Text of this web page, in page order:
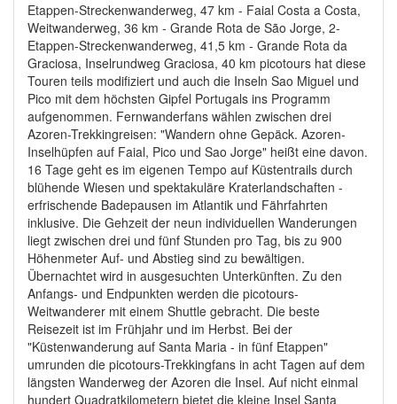
Etappen-Streckenwanderweg, 47 km - Faial Costa a Costa,
Weitwanderweg, 36 km - Grande Rota de São Jorge, 2-
Etappen-Streckenwanderweg, 41,5 km - Grande Rota da
Graciosa, Inselrundweg Graciosa, 40 km picotours hat diese
Touren teils modifiziert und auch die Inseln Sao Miguel und
Pico mit dem höchsten Gipfel Portugals ins Programm
aufgenommen. Fernwanderfans wählen zwischen drei
Azoren-Trekkingreisen: "Wandern ohne Gepäck. Azoren-
Inselhüpfen auf Faial, Pico und Sao Jorge" heißt eine davon.
16 Tage geht es im eigenen Tempo auf Küstentrails durch
blühende Wiesen und spektakuläre Kraterlandschaften -
erfrischende Badepausen im Atlantik und Fährfahrten
inklusive. Die Gehzeit der neun individuellen Wanderungen
liegt zwischen drei und fünf Stunden pro Tag, bis zu 900
Höhenmeter Auf- und Abstieg sind zu bewältigen.
Übernachtet wird in ausgesuchten Unterkünften. Zu den
Anfangs- und Endpunkten werden die picotours-
Weitwanderer mit einem Shuttle gebracht. Die beste
Reisezeit ist im Frühjahr und im Herbst. Bei der
"Küstenwanderung auf Santa Maria - in fünf Etappen"
umrunden die picotours-Trekkingfans in acht Tagen auf dem
längsten Wanderweg der Azoren die Insel. Auf nicht einmal
hundert Quadratkilometern bietet die kleine Insel Santa